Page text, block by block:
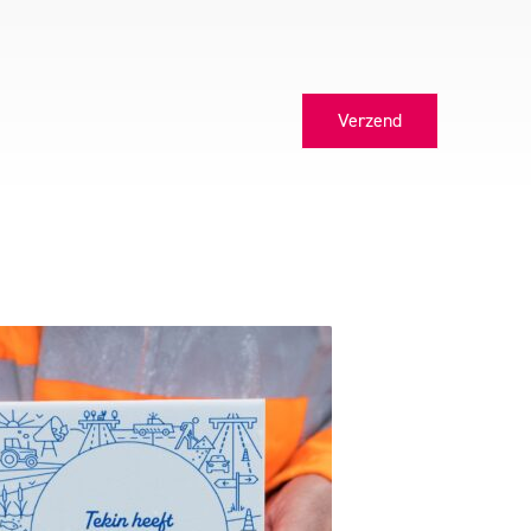
Verzend